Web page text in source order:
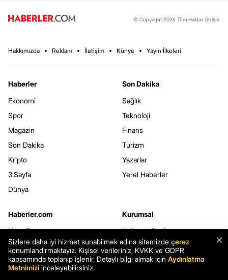
© Copyright 2026 Tüm Hakları Gizlidir.
Hakkımızda Reklam İletişim Künye Yayın İlkeleri
Haberler
Ekonomi
Spor
Magazin
Son Dakika
Kripto
3.Sayfa
Dünya
Son Dakika
Sağlık
Teknoloji
Finans
Turizm
Yazarlar
Yerel Haberler
Haberler.com
Hava Durumu
Namaz Vakitleri
Seçim Sonuçları
Kurumsal
Kullanım Şartları
Gizlilik Politikası
Çerez Politikası
×
Sizlere daha iyi hizmet sunabilmek adına sitemizde çerez
konumlandırmaktayız. Kişisel verileriniz, KVKK ve GDPR
kapsamında toplanıp işlenir. Detaylı bilgi almak için Aydınlatma
Metnimizi inceleyebilirsiniz.